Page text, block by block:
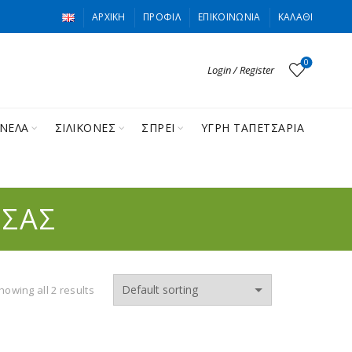
ΑΡΧΙΚΉ ΠΡΟΦΊΛ ΕΠΙΚΟΙΝΩΝΊΑ ΚΑΛΆΘΙ
Login / Register
0
ΣΙΛΙΚΟΝΕΣ ΣΠΡΕΙ ΥΓΡΗ ΤΑΠΕΤΣΑΡΙΑ
all 2 results